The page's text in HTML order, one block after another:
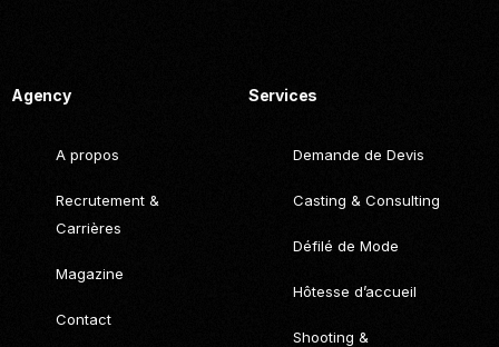
Agency
A propos
Recrutement &
Carrières
Magazine
Contact
Services
Demande de Devis
Casting & Consulting
Défilé de Mode
Hôtesse d’accueil
Shooting &